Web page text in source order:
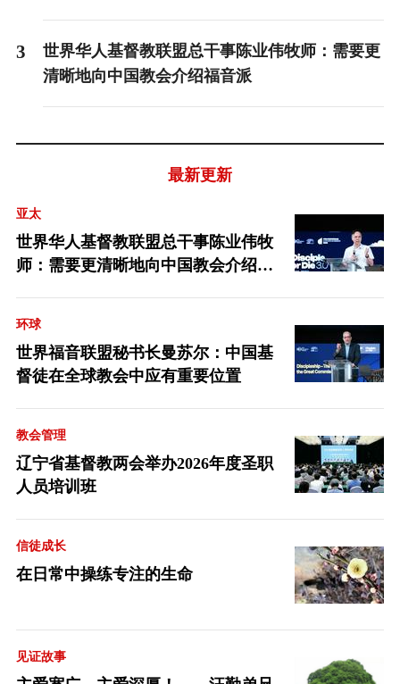
3
世界华人基督教联盟总干事陈业伟牧师：需要更
清晰地向中国教会介绍福音派
最新更新
亚太
世界华人基督教联盟总干事陈业伟牧
师：需要更清晰地向中国教会介绍福
环球
世界福音联盟秘书长曼苏尔：中国基
督徒在全球教会中应有重要位置
教会管理
辽宁省基督教两会举办2026年度圣职
人员培训班
信徒成长
在日常中操练专注的生命
见证故事